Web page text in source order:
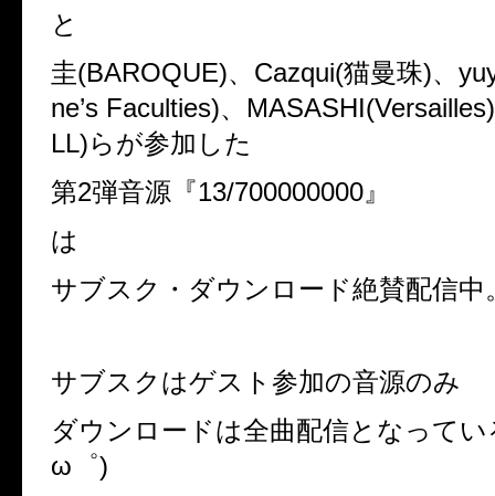
と
圭(BAROQUE)、 Cazqui(猫曼珠)、
ne’s Faculties)、 MASASHI(Versailles)
LL)らが参加した
第2弾音源『13/700000000 』
は
サブスク・ダウンロード絶賛配信中
サブスクはゲスト参加の音源のみ
ダウンロードは全曲配信となって
ω゜)